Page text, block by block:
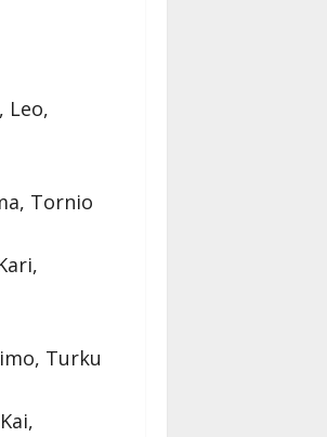
Leo,
Tornio
Turku